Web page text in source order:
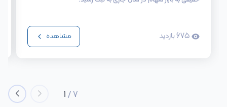
675بازدید مشاهده
1/7